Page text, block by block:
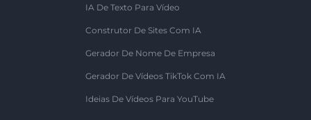
IA De Texto Para Vídeo
Construtor De Sites Com IA
Gerador De Nome De Empresa
Gerador De Vídeos TikTok Com IA
Ideias De Vídeos Para YouTube